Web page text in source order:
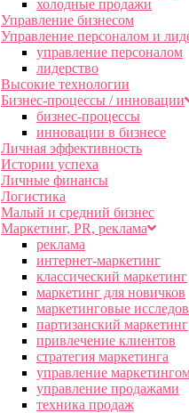
холодные продажи
Управление бизнесом
Управление персоналом и
управление персоналом
лидерство
Высокие технологии
Бизнес-процессы / инновации
бизнес-процессы
инновации в бизнесе
Личная эффективность
Истории успеха
Личные финансы
Логистика
Малый и средний бизнес
Маркетинг, PR, реклама
реклама
интернет-маркетинг
классический маркетинг
маркетинг для новичков
маркетинговые
партизанский маркетинг
привлечение клиентов
стратегия маркетинга
управление
управление продажами
техника продаж